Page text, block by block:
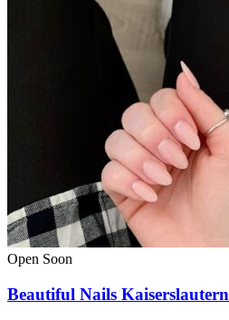
Open Soon
Beautiful Nails Kaiserslautern